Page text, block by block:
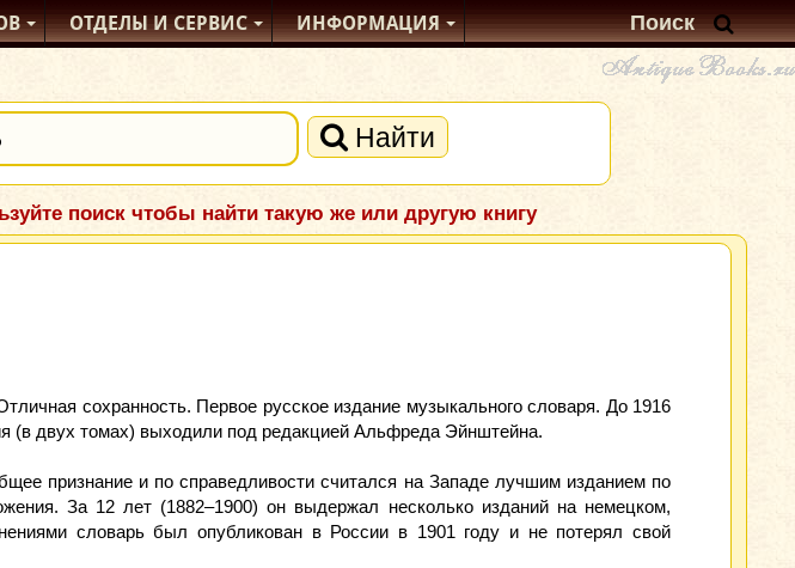
ОТДЕЛЫИ СЕРВИС ИНФОРМАЦИЯ
Найти
поиск чтобы найти такую же или другую книгу
сохранность. Первое русское издание музыкального словаря. До 1916
(в двух томах) выходили под редакцией Альфреда Эйнштейна.
признание и по справедливости считался на Западе лучшим изданием по
За 12 лет (1882–1900) он выдержал несколько изданий на немецком,
словарь был опубликован в России в 1901 году и не потерял свой